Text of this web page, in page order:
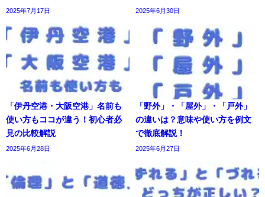
2025年7月17日 2025年6月30日
「伊丹空港・大阪空港」名前も
使い方もココが違う！初心者必
見の比較解説
2025年6月28日
「野外」・「屋外」・「戸外」
の違いは？意味や使い方を例文
で徹底解説！
2025年6月27日